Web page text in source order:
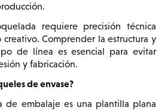
requiere precisión técnica
Comprender la estructura y
de línea es esencial para evitar
y fabricación.
de envase?
de embalaje es una plantilla plana